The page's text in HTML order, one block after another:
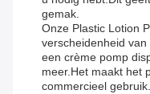
gemak.
Onze Plastic Lotion
verscheidenheid
een crème pomp
meer.Het maakt het
commercieel